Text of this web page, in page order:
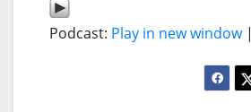
Podcast: Play in new window|